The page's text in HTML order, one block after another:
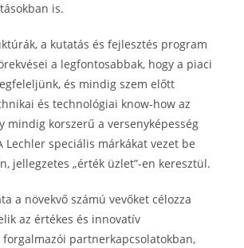
is.
a kutatás és fejlesztés program
a legfontosabbak, hogy a piaci
és mindig szem előtt
és technológiai know-how az
mindig korszerű a versenyképesség
Lechler speciális márkákat vezet be
jellegzetes „érték üzlet”-en keresztül.
a növekvő számú vevőket célozza
az értékes és innovatív
forgalmazói partnerkapcsolatokban,